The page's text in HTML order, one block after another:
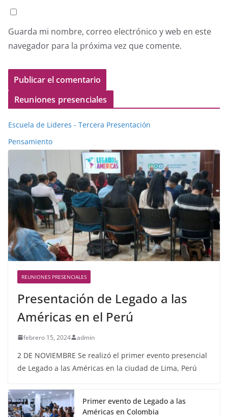
Guarda mi nombre, correo electrónico y web en este
navegador para la próxima vez que comente.
Reuniones presenciales
Escuela de Lideres - Tercera Presentación
Pensamiento
REUNIONES PRESENCIALES
Presentación de Legado a las
Américas en el Perú
febrero 15, 2024 admin
2 DE NOVIEMBRE Se realizó el primer evento presencial
de Legado a las Américas en la ciudad de Lima, Perú
Primer evento de Legado a las
Américas en Colombia